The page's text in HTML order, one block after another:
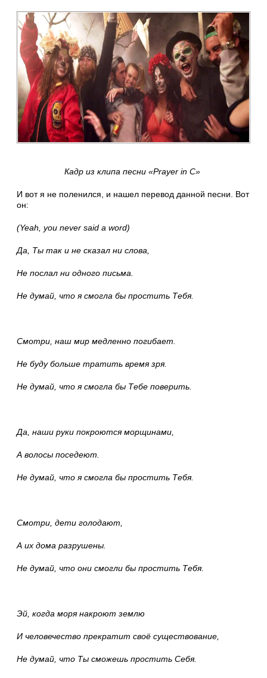
Кадр из клипа песни «Prayer in C»
И вот я не поленился, и нашел перевод данной песни. Вот
он:
(Yeah, you never said a word)
Да, Ты так и не сказал ни слова,
Не послал ни одного письма.
Не думай, что я смогла бы простить Тебя.
Смотри, наш мир медленно погибает.
Не буду больше тратить время зря.
Не думай, что я смогла бы Тебе поверить.
Да, наши руки покроются морщинами,
А волосы поседеют.
Не думай, что я смогла бы простить Тебя.
Смотри, дети голодают,
А их дома разрушены.
Не думай, что они смогли бы простить Тебя.
Эй, когда моря накроют землю
И человечество прекратит своё существование,
Не думай, что Ты сможешь простить Себя.